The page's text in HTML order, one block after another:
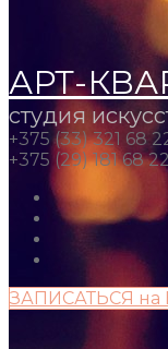
АРТ-
студия
+375 (33) 321 68
+375 (29) 181 68 22
ЗАПИСАТЬСЯ